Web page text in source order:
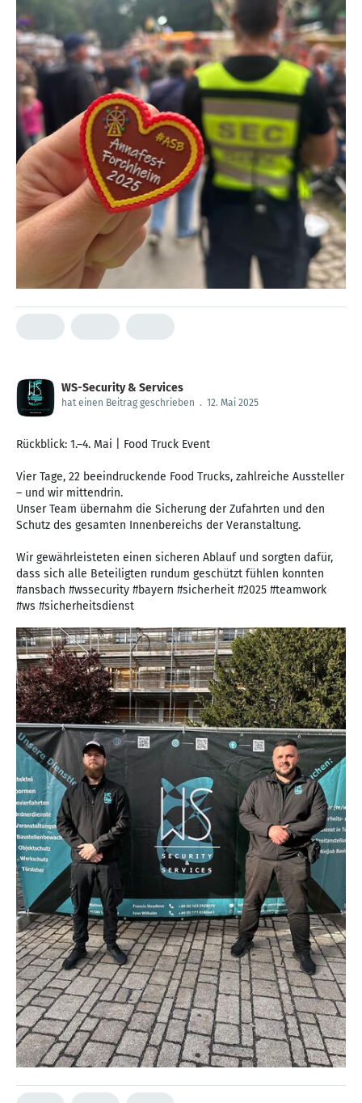
WS-Security & Services
hat einen Beitrag geschrieben . 12. Mai 2025
Rückblick: 1.–4. Mai | Food Truck Event
Vier Tage, 22 beeindruckende Food Trucks, zahlreiche Aussteller
– und wir mittendrin.
Unser Team übernahm die Sicherung der Zufahrten und den
Schutz des gesamten Innenbereichs der Veranstaltung.
Wir gewährleisteten einen sicheren Ablauf und sorgten dafür,
dass sich alle Beteiligten rundum geschützt fühlen konnten
#ansbach #wssecurity #bayern #sicherheit #2025 #teamwork
#ws #sicherheitsdienst